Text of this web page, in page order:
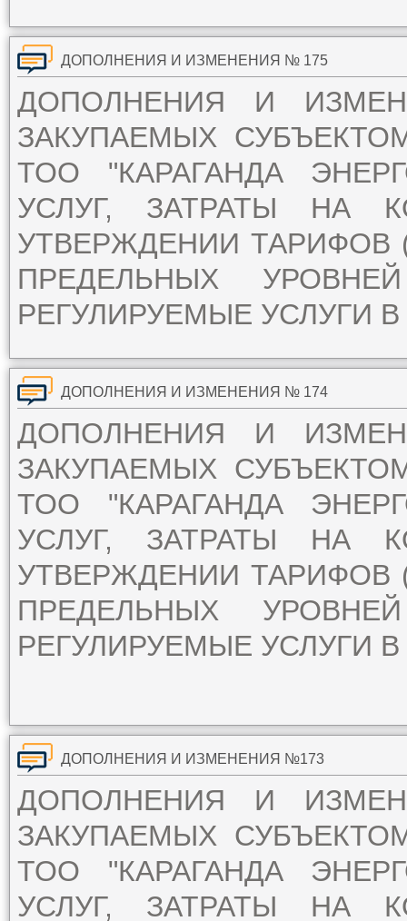
ДОПОЛНЕНИЯ И ИЗМЕНЕНИЯ № 175
ДОПОЛНЕНИЯ И
ЗАКУПАЕМЫХ
ТОО "КАРАГАНДА
УСЛУГ, ЗАТРАТЫ НА
УТВЕРЖДЕНИИ ТАРИФОВ
ПРЕДЕЛЬНЫХ
РЕГУЛИРУЕМЫЕ УСЛУГИ В
ДОПОЛНЕНИЯ И ИЗМЕНЕНИЯ № 174
ДОПОЛНЕНИЯ И
ЗАКУПАЕМЫХ
ТОО "КАРАГАНДА
УСЛУГ, ЗАТРАТЫ НА
УТВЕРЖДЕНИИ ТАРИФОВ
ПРЕДЕЛЬНЫХ
РЕГУЛИРУЕМЫЕ УСЛУГИ В
ДОПОЛНЕНИЯ И ИЗМЕНЕНИЯ №173
ДОПОЛНЕНИЯ И
ЗАКУПАЕМЫХ
ТОО "КАРАГАНДА
УСЛУГ, ЗАТРАТЫ НА